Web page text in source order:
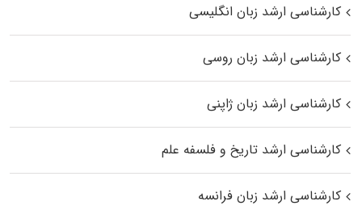
کارشناسی ارشد زبان انگلیسی
کارشناسی ارشد زبان روسی
کارشناسی ارشد زبان ژاپنی
کارشناسی ارشد تاریخ و فلسفه علم
کارشناسی ارشد زبان فرانسه